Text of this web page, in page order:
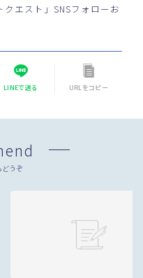
エスト」SNSフォローお
LINEで送る URLをコピー
うぞ